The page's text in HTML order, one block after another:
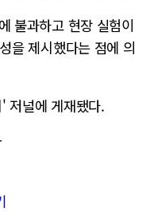
불과하고 현장 실험이
을 제시했다는 점에 의
저널에 게재됐다.